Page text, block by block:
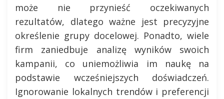
może nie przynieść oczekiwanych
rezultatów, dlatego ważne jest precyzyjne
określenie grupy docelowej. Ponadto, wiele
firm zaniedbuje analizę wyników swoich
kampanii, co uniemożliwia im naukę na
podstawie wcześniejszych doświadczeń.
Ignorowanie lokalnych trendów i preferencji